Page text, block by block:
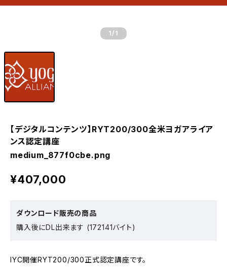
1 /1
【デジタルコンテンツ】RYT200/300全米ヨガアライア
ンス認定講座
medium_877f0cbe.png
¥407,000
ダウンロード販売の商品
購入後にDL出来ます (172141バイト)
IYC開催RYT200/300正式認定講座です。